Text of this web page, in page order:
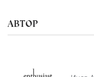
АВТОР